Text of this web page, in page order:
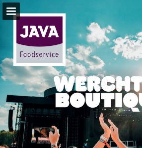
javafoodservice.be
Pagina overzicht
Volledig scherm
Gerelateerde Publicaties
Download PDF
Zoeken